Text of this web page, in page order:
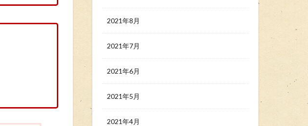
2021年8月
2021年7月
2021年6月
2021年5月
2021年4月